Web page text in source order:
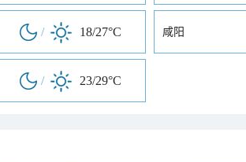
/ 18/27°C 咸阳
/ 23/29°C